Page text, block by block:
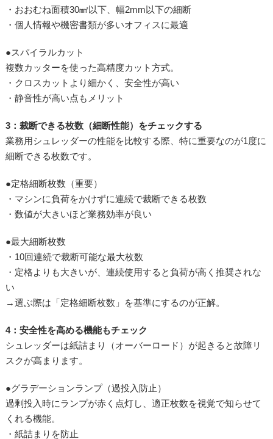
・おおむね面積30㎟以下、幅2mm以下の細断
・個人情報や機密書類が多いオフィスに最適
●スパイラルカット
複数カッターを使った高精度カット方式。
・クロスカットより細かく、安全性が高い
・静音性が高い点もメリット
3：裁断できる枚数（細断性能）をチェックする
業務用シュレッダーの性能を比較する際、特に重要なのが1度に
細断できる枚数です。
●定格細断枚数（重要）
・マシンに負荷をかけずに連続で裁断できる枚数
・数値が大きいほど業務効率が良い
●最大細断枚数
・10回連続で裁断可能な最大枚数
・定格よりも大きいが、連続使用すると負荷が高く推奨されな
い
→選ぶ際は「定格細断枚数」を基準にするのが正解。
4：安全性を高める機能もチェック
シュレッダーは紙詰まり（オーバーロード）が起きると故障リ
スクが高まります。
●グラデーションランプ（過投入防止）
過剰投入時にランプが赤く点灯し、適正枚数を視覚で知らせて
くれる機能。
・紙詰まりを防止